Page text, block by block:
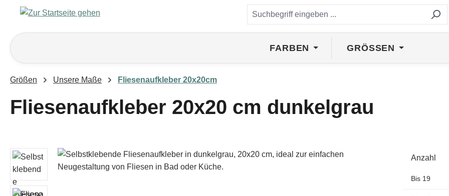
Hauptinhalt springen
Zur Suche springen
Zur Hauptnavigation springen
FARBEN GRÖSSEN
Größen Unsere Maße Fliesenaufkleber 20x20cm
Fliesenaufkleber 20x20 cm dunkelgrau
Bildergalerie überspringen Anzahl
Bis 19